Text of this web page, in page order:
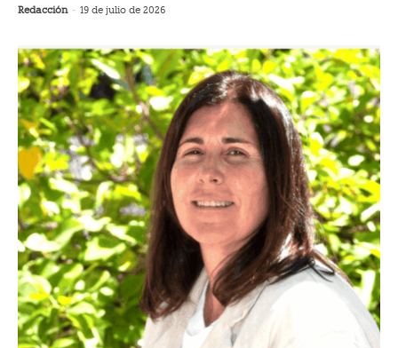
Redacción - 19 de julio de 2026